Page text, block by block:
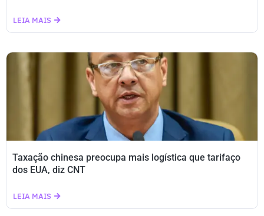
LEIA MAIS
Taxação chinesa preocupa mais logística que tarifaço
dos EUA, diz CNT
LEIA MAIS